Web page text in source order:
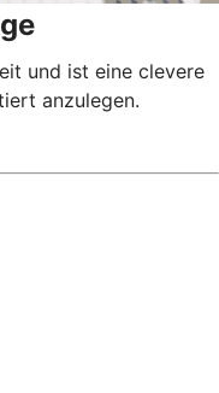
und ist eine clevere
anzulegen.